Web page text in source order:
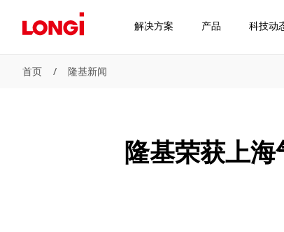
解决方案 产品 科技动
首页 / 隆基新闻
隆基荣获上